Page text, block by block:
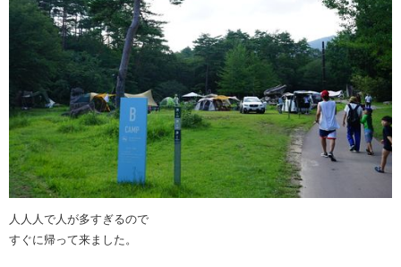
人人人で人が多すぎるので
すぐに帰って来ました。